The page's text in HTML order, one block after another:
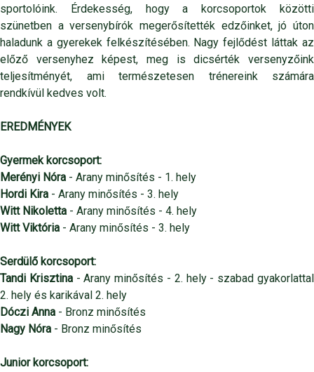
sportolóink. Érdekesség, hogy a korcsoportok közötti
szünetben a versenybírók megerősítették edzőinket, jó úton
haladunk a gyerekek felkészítésében. Nagy fejlődést láttak az
előző versenyhez képest, meg is dicsérték versenyzőink
teljesítményét, ami természetesen trénereink számára
rendkívül kedves volt.
EREDMÉNYEK
Gyermek korcsoport:
Merényi Nóra - Arany minősítés - 1. hely
Hordi Kira - Arany minősítés - 3. hely
Witt Nikoletta - Arany minősítés - 4. hely
Witt Viktória - Arany minősítés - 3. hely
Serdülő korcsoport:
Tandi Krisztina- Arany minősítés - 2. hely - szabad gyakorlattal
2. hely és karikával 2. hely
Dóczi Anna - Bronz minősítés
Nagy Nóra - Bronz minősítés
Junior korcsoport: